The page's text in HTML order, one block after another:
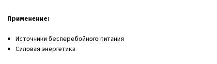
Применение:
Источники бесперебойного питания
Силовая энергетика